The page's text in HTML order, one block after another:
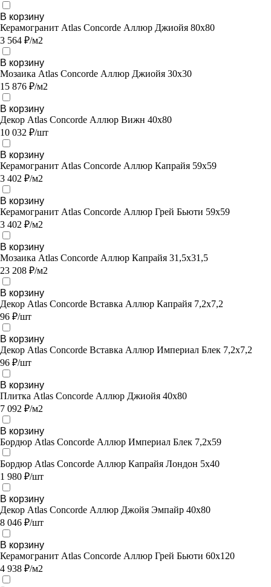
В корзину
Керамогранит Atlas Concorde Аллюр Джиойя 80х80
3 564 ₽/м2
В корзину
Мозаика Atlas Concorde Аллюр Джиойя 30х30
15 876 ₽/м2
В корзину
Декор Atlas Concorde Аллюр Вижн 40x80
10 032 ₽/шт
В корзину
Керамогранит Atlas Concorde Аллюр Капрайя 59x59
3 402 ₽/м2
В корзину
Керамогранит Atlas Concorde Аллюр Грей Бьюти 59x59
3 402 ₽/м2
В корзину
Мозаика Atlas Concorde Аллюр Капрайя 31,5х31,5
23 208 ₽/м2
В корзину
Декор Atlas Concorde Вставка Аллюр Капрайя 7,2х7,2
96 ₽/шт
В корзину
Декор Atlas Concorde Вставка Аллюр Империал Блек 7,2х7,2
96 ₽/шт
В корзину
Плитка Atlas Concorde Аллюр Джиойя 40х80
7 092 ₽/м2
В корзину
Бордюр Atlas Concorde Аллюр Империал Блек 7,2х59
Бордюр Atlas Concorde Аллюр Капрайя Лондон 5х40
1 980 ₽/шт
В корзину
Декор Atlas Concorde Аллюр Джойя Эмпайр 40x80
8 046 ₽/шт
В корзину
Керамогранит Atlas Concorde Аллюр Грей Бьюти 60x120
4 938 ₽/м2